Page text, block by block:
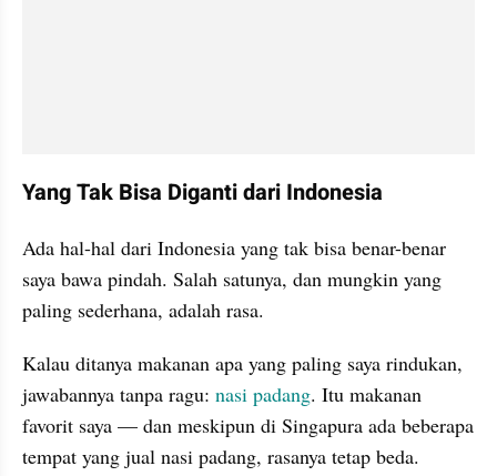
Yang Tak Bisa Diganti dari Indonesia
Ada hal-hal dari Indonesia yang tak bisa benar-benar
saya bawa pindah. Salah satunya, dan mungkin yang
paling sederhana, adalah rasa.
Kalau ditanya makanan apa yang paling saya rindukan,
jawabannya tanpa ragu: nasi padang. Itu makanan
favorit saya — dan meskipun di Singapura ada beberapa
tempat yang jual nasi padang, rasanya tetap beda.